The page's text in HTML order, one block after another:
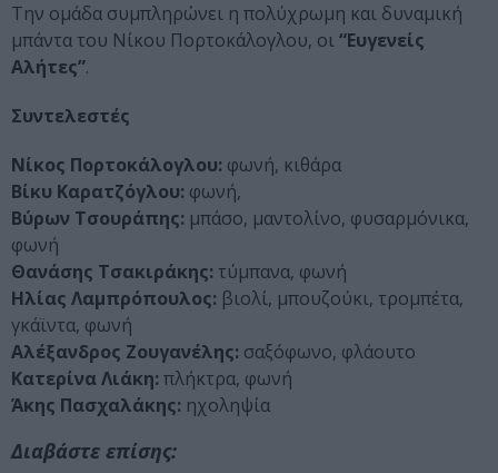
Την ομάδα συμπληρώνει η πολύχρωμη και δυναμική
μπάντα του Νίκου Πορτοκάλογλου, οι“Ευγενείς
Αλήτες”.
Συντελεστές
Nίκος Πορτοκάλογλου: φωνή, κιθάρα
Βίκυ Καρατζόγλου: φωνή,
Βύρων Τσουράπης: μπάσο, μαντολίνο, φυσαρμόνικα,
φωνή
Θανάσης Τσακιράκης: τύμπανα, φωνή
Ηλίας Λαμπρόπουλος: βιολί, μπουζούκι, τρομπέτα,
γκάϊντα, φωνή
Αλέξανδρος Ζουγανέλης: σαξόφωνο, φλάουτο
Κατερίνα Λιάκη: πλήκτρα, φωνή
Άκης Πασχαλάκης: ηχοληψία
Διαβάστε επίσης: